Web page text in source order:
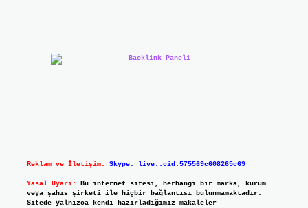
Reklam ve İletişim: Skype: live:.cid.575569c608265c69
Yasal Uyarı:
Bu internet sitesi, herhangi bir marka, kurum
veya şahıs şirketi ile hiçbir bağlantısı bulunmamaktadır.
Sitede yalnızca kendi hazırladığımız makaleler